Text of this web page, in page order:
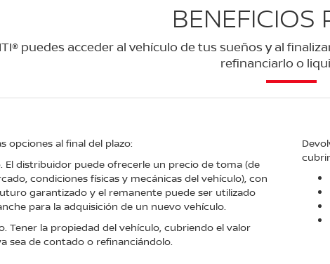
BENEFICIOS
puedes acceder al vehículo de tus sueños y al
refinanciarlo o
opciones al final del plazo:
El distribuidor puede ofrecerle un precio de toma (de
condiciones físicas y mecánicas del vehículo), con
garantizado y el remanente puede ser utilizado
para la adquisición de un nuevo vehículo.
Tener la propiedad del vehículo, cubriendo el valor
sea de contado o refinanciándolo.